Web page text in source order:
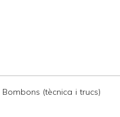
Bombons (tècnica i trucs)